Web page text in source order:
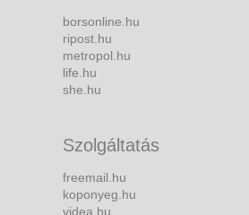
borsonline.hu
ripost.hu
metropol.hu
life.hu
she.hu
Szolgáltatás
freemail.hu
koponyeg.hu
videa.hu